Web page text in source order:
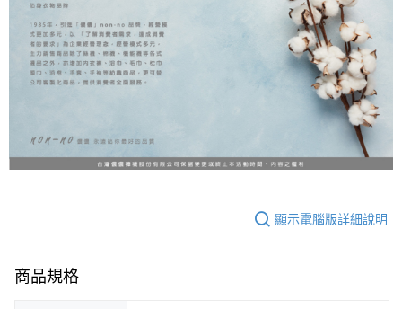
顯示電腦版詳細說明
商品規格